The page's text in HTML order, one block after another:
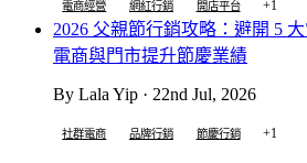
電商經營 網紅行銷 開店平台 +1
2026 父親節行銷攻略：避開 5
電商與門市提升節慶業績
By Lala Yip · 22nd Jul, 2026
社群電商 品牌行銷 節慶行銷 +1